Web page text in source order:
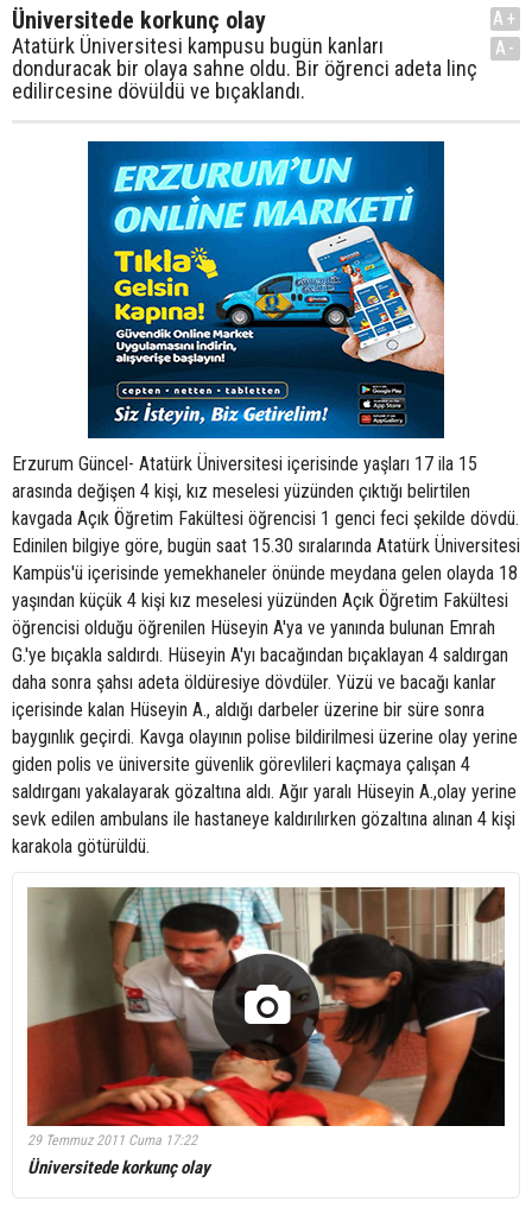
Üniversitede korkunç olay
Atatürk Üniversitesi kampusu bugün kanları
donduracak bir olaya sahne oldu. Bir öğrenci adeta linç
edilircesine dövüldü ve bıçaklandı.
A+
A-
Erzurum Güncel- Atatürk Üniversitesi içerisinde yaşları 17 ila 15
arasında değişen 4 kişi, kız meselesi yüzünden çıktığı belirtilen
kavgada Açık Öğretim Fakültesi öğrencisi 1 genci feci şekilde dövdü.
Edinilen bilgiye göre, bugün saat 15.30 sıralarında Atatürk Üniversitesi
Kampüs'ü içerisinde yemekhaneler önünde meydana gelen olayda 18
yaşından küçük 4 kişi kız meselesi yüzünden Açık Öğretim Fakültesi
öğrencisi olduğu öğrenilen Hüseyin A'ya ve yanında bulunan Emrah
G.'ye bıçakla saldırdı. Hüseyin A'yı bacağından bıçaklayan 4 saldırgan
daha sonra şahsı adeta öldüresiye dövdüler. Yüzü ve bacağı kanlar
içerisinde kalan Hüseyin A., aldığı darbeler üzerine bir süre sonra
baygınlık geçirdi. Kavga olayının polise bildirilmesi üzerine olay yerine
giden polis ve üniversite güvenlik görevlileri kaçmaya çalışan 4
saldırganı yakalayarak gözaltına aldı. Ağır yaralı Hüseyin A.,olay yerine
sevk edilen ambulans ile hastaneye kaldırılırken gözaltına alınan 4 kişi
karakola götürüldü.
29 Temmuz 2011 Cuma 17:22
Üniversitede korkunç olay